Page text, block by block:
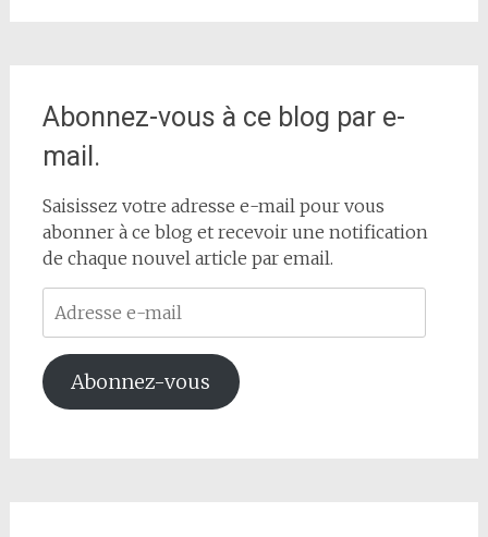
Abonnez-vous à ce blog par e-
mail.
Saisissez votre adresse e-mail pour vous
abonner à ce blog et recevoir une notification
de chaque nouvel article par email.
Adresse
e-
mail
Abonnez-vous